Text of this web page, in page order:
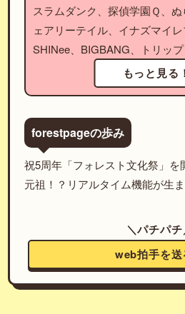
スラムダンク、探偵学園Ｑ、
ェアリーテイル、イナズマイレ
SHINee、BIGBANG、トリップ
もっと見る！
forestpageの歩み
祝5周年「フォレスト文化祭」を
元祖！？リアルタイム機能が生ま
＼パチパチ
web拍手を送